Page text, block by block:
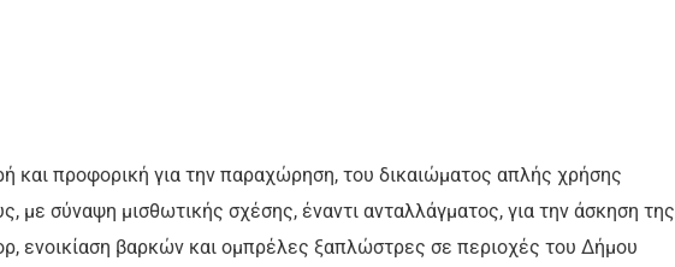
και προφορική για την παραχώρηση, του δικαιώματος απλής χρήσης
με σύναψη μισθωτικής σχέσης, έναντι ανταλλάγματος, για την άσκηση της
ενοικίαση βαρκών και ομπρέλες ξαπλώστρες σε περιοχές του Δήμου